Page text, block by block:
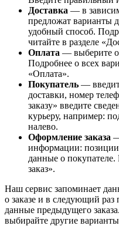
Доставка — в
предложат варианты
удобный способ.
читайте в разделе
Оплата — выберите
Подробнее о всех
«Оплата».
Покупатель —
доставки, номер
заказу» введите
курьеру, например:
налево.
Оформление заказа
информации: позиции
данные о
заказ».
Наш сервис запоминает
о заказе и в следующий
данные предыдущего
выбирайте другие